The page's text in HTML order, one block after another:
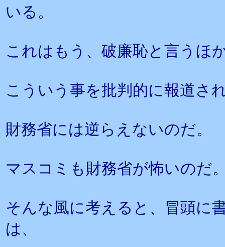
いる。
これはもう、破廉恥と言うほ
こういう事を批判的に報道さ
財務省には逆らえないのだ。
マスコミも財務省が怖いのだ
そんな風に考えると、冒頭に
は、